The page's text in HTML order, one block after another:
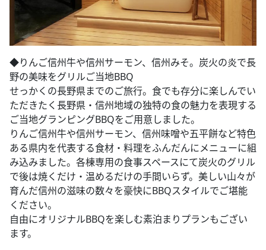
◆​りんご信州牛や信州サーモン、信州みそ。炭火の炎で長
野の美味をグリルご当地BBQ
せっかくの長野県までのご旅行。食でも存分に楽しんでい
ただきたく長野県・信州地域の独特の食の魅力を表現する
ご当地グランピングBBQをご用意しました。
りんご信州牛や信州サーモン、信州味噌や五平餅など特色
ある県内を代表する食材・料理をふんだんにメニューに組
み込みました。各棟専用の食事スペースにて炭火のグリル
で後は焼くだけ・温めるだけの手間いらず。美しい山々が
育んだ信州の滋味の数々を豪快にBBQスタイルでご堪能
ください。
自由にオリジナルBBQを楽しむ素泊まりプランもござい
ます。